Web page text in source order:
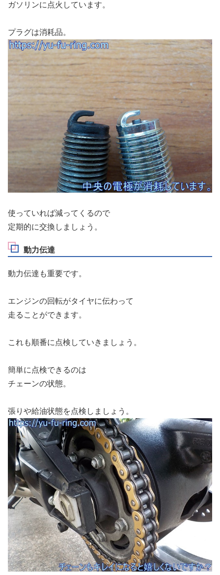
ガソリンに点火しています。
プラグは消耗品。
使っていれば減ってくるので
定期的に交換しましょう。
動力伝達
動力伝達も重要です。
エンジンの回転がタイヤに伝わって
走ることができます。
これも順番に点検していきましょう。
簡単に点検できるのは
チェーンの状態。
張りや給油状態を点検しましょう。